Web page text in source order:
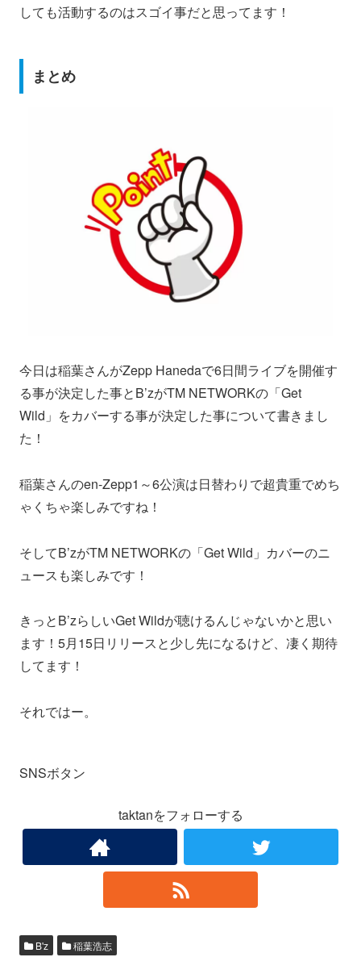
しても活動するのはスゴイ事だと思ってます！
まとめ
今日は稲葉さんがZepp Hanedaで6日間ライブを開催す
る事が決定した事とB’zがTM NETWORKの「Get
Wild」をカバーする事が決定した事について書きまし
た！
稲葉さんのen-Zepp1～6公演は日替わりで超貴重でめち
ゃくちゃ楽しみですね！
そしてB’zがTM NETWORKの「Get Wild」カバーのニ
ュースも楽しみです！
きっとB’zらしいGet Wildが聴けるんじゃないかと思い
ます！5月15日リリースと少し先になるけど、凄く期待
してます！
それではー。
SNSボタン
taktanをフォローする
B'z 稲葉浩志